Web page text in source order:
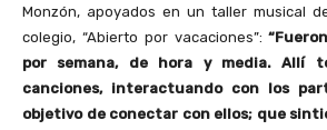
Monzón, apoyados en un taller musical
colegio, “Abierto por vacaciones”:
por semana, de hora y media. Allí
canciones, interactuando con los
objetivo de conectar con ellos; que